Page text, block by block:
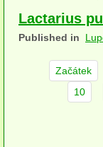
herbikolní-
herbikolní-
herbikolní-
Perithecia
Lactarius
Published in
Začátek
10